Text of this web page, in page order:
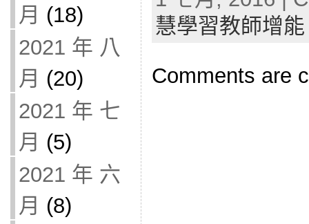
月 (18)
2021 年 八
月 (20)
2021 年 七
月 (5)
2021 年 六
月 (8)
慧學習教師增能
Comments are